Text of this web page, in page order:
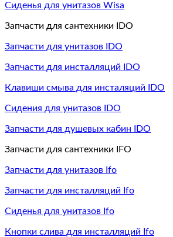
Сиденья для унитазов Wisa
Запчасти для сантехники IDO
Запчасти для унитазов IDO
Запчасти для инсталляций IDO
Клавиши смыва для инсталяций IDO
Сидения для унитазов IDO
Запчасти для душевых кабин IDO
Запчасти для сантехники IFO
Запчасти для унитазов Ifo
Запчасти для инсталляций Ifo
Сиденья для унитазов Ifo
Кнопки слива для инсталляций Ifo